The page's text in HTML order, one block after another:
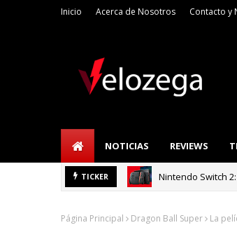
Inicio Acerca de Nosotros Contacto y
NOTICIAS REVIEWS
TICKER
Nintendo Switch
TECNOLOGÍA
Página Principal Dragon Ball Super La